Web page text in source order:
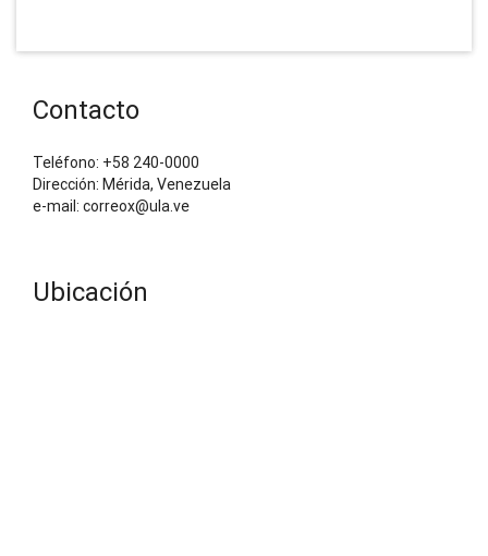
Contacto
Teléfono: +58 240-0000
Dirección: Mérida, Venezuela
e-mail: correox@ula.ve
Ubicación